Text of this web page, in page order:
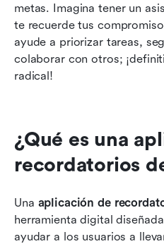
metas. Imagina tener un
te recuerde tus
ayude a priorizar tareas,
colaborar con otros;
radical!
¿Qué es una
recordatorios
Una aplicación de
herramienta digital
ayudar a los usuarios a